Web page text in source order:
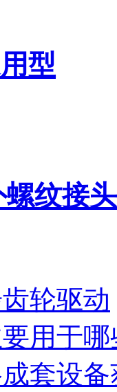
型
纹接头
轮驱动
用于
套设